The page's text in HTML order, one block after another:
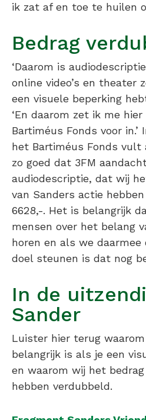
ik zat af en toe te huilen
Bedrag
‘Daarom is
online video’s en theater
een visuele beperking
‘En daarom zet ik me
Bartiméus Fonds voor in.’
het Bartiméus Fonds vult
zo goed dat 3FM
audiodescriptie, dat wij
van Sanders actie
6628,-. Het is belangrijk
mensen over het belang
horen en als we daarmee
doel steunen is dat nog
In de
Sander
Luister hier terug
belangrijk is als je een
en waarom wij het
hebben verdubbeld.